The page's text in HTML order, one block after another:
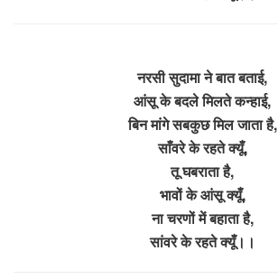
नरसी सुदामा ने बात बताई,
आंसू के बदले मिलते कन्हाई,
बिन मांगे सबकुछ मिल जाता है,
साँवरे के रहते क्यूँ,
तू घबराता है,
भावों के आंसू क्यूँ,
ना चरणों में बहाता है,
सांवरे के रहते क्यूँ।।